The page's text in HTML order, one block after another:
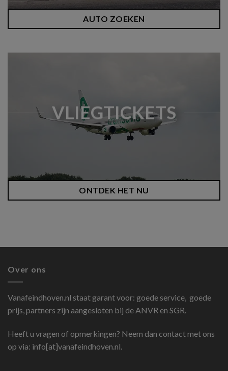
AUTO ZOEKEN
VLIEGTICKETS
ONTDEK HET NU
Over ons
Vanafeindhoven.nl staat garant voor: goede service, goede
prijs, partners zijn aangesloten bij de ANVR en SGR.
Heeft u vragen of opmerkingen? Neem dan contact met ons
op via: info[at]vanafeindhoven.nl.